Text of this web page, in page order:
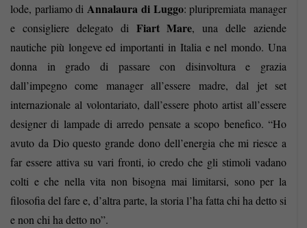
lode, parliamo diAnnalaura di Luggo: pluripremiata manager
e consigliere delegato di Fiart Mare, una delle aziende
nautiche più longeve ed importanti in Italia e nel mondo. Una
donna in grado di passare con disinvoltura e grazia
dall’impegno come manager all’essere madre, dal jet set
internazionale al volontariato, dall’essere photo artist all’essere
designer di lampade di arredo pensate a scopo benefico. “Ho
avuto da Dio questo grande dono dell’energia che mi riesce a
far essere attiva su vari fronti, io credo che gli stimoli vadano
colti e che nella vita non bisogna mai limitarsi, sono per la
filosofia del fare e, d’altra parte, la storia l’ha fatta chi ha detto si
e non chi ha detto no”.